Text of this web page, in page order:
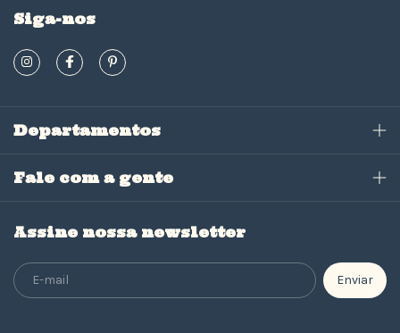
Siga-nos
Departamentos
Fale com a gente
Assine nossa newsletter